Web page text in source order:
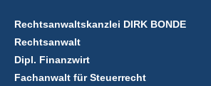
Rechtsanwaltskanzlei DIRK BONDE
Rechtsanwalt
Dipl. Finanzwirt
Fachanwalt für Steuerrecht